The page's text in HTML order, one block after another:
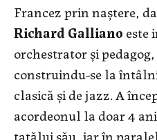
Francez prin naştere,
Richard Galliano este
orchestrator şi
construindu-se la
clasică şi de jazz. A
acordeonul la doar 4
tatălui său, iar în